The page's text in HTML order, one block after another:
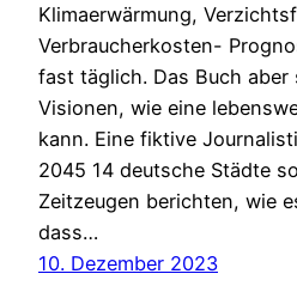
Klimaerwärmung,
Verbraucherkosten-
fast täglich. Das Buch
Visionen, wie eine
kann. Eine fiktive
2045 14 deutsche Städte
Zeitzeugen berichten, wie
dass…
10. Dezember 2023